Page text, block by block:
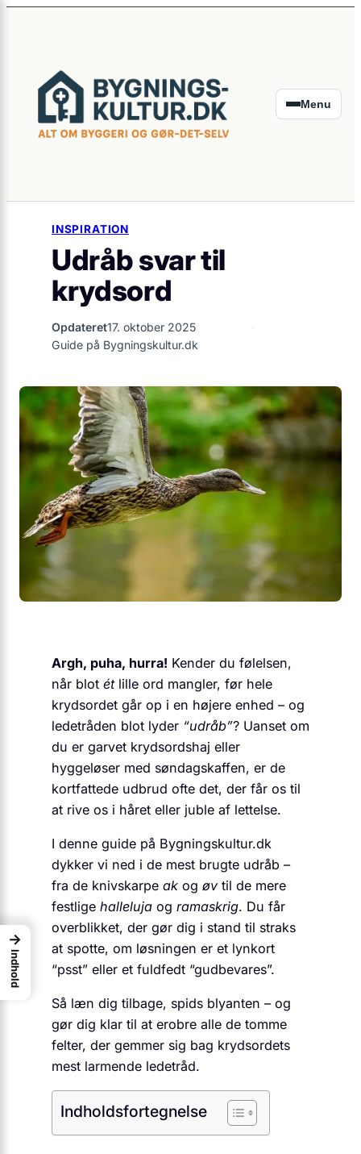
Menu
INSPIRATION
Udråb svar til
krydsord
Opdateret17. oktober 2025
Guide på Bygningskultur.dk
Argh, puha, hurra! Kender du følelsen,
når blot étlille ord mangler, før hele
krydsordet går op i en højere enhed – og
ledetråden blot lyder “udråb”? Uanset om
du er garvet krydsordshaj eller
hyggeløser med søndagskaffen, er de
kortfattede udbrud ofte det, der får os til
at rive os i håret eller juble af lettelse.
I denne guide på Bygningskultur.dk
dykker vi ned i de mest brugte udråb –
fra de knivskarpe ak og øvtil de mere
festlige halleluja og ramaskrig. Du får
overblikket, der gør dig i stand til straks
at spotte, om løsningen er et lynkort
“psst” eller et fuldfedt “gudbevares”.
Så læn dig tilbage, spids blyanten – og
gør dig klar til at erobre alle de tomme
felter, der gemmer sig bag krydsordets
mest larmende ledetråd.
Indholdsfortegnelse
→
Indhold